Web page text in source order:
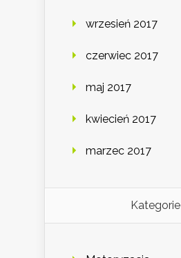
wrzesień 2017
czerwiec 2017
maj 2017
kwiecień 2017
marzec 2017
Kategorie